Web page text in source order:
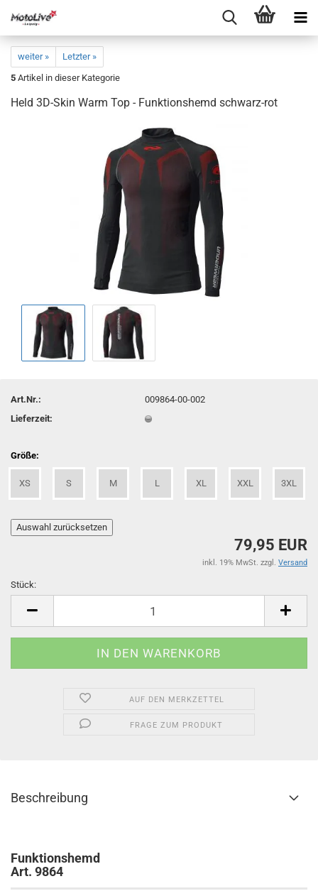
weiter »
Letzter »
5 Artikel in dieser Kategorie
Held 3D-Skin Warm Top - Funktionshemd schwarz-rot
Art.Nr.:
009864-00-002
Lieferzeit:
Größe:
XS S M L XL XXL 3XL
79,95 EUR
inkl. 19% MwSt. zzgl. Versand
Stück:
AUF DEN MERKZETTEL
FRAGE ZUM PRODUKT
Beschreibung
Funktionshemd
Art. 9864